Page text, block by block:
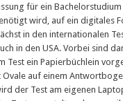
für ein Bachelorstudium
wird, auf ein digitales
in den internationalen
in den USA. Vorbei sind
Test ein Papierbüchlein
auf einem
der Test am eigenen